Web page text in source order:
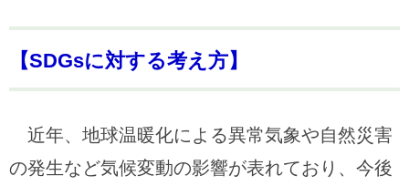
【SDGsに対する考え方】
近年、地球温暖化による異常気象や自然災害
の発生など気候変動の影響が表れており、今後